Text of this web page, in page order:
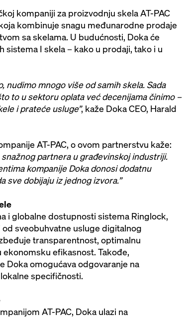
kompaniji za proizvodnju skela AT-PAC
kombinuje snagu međunarodne prodaje
sa skelama. U budućnosti, Doka će
sistema I skela – kako u prodaji, tako i u
nudimo mnogo više od samih skela. Sada
to u sektoru oplata već decenijama činimo –
i prateće usluge”, kaže Doka CEO, Harald
AT-PAC, o ovom partnerstvu kaže:
snažnog partnera u građevinskoj industriji.
kompanije Doka donosi dodatnu
sve dobijaju iz jednog izvora.”
i globalne dostupnosti sistema Ringlock,
sveobuhvatne usluge digitalnog
transparentnost, optimalnu
efikasnost. Takođe,
Doka omogućava odgovaranje na
specifičnosti.
AT-PAC, Doka ulazi na